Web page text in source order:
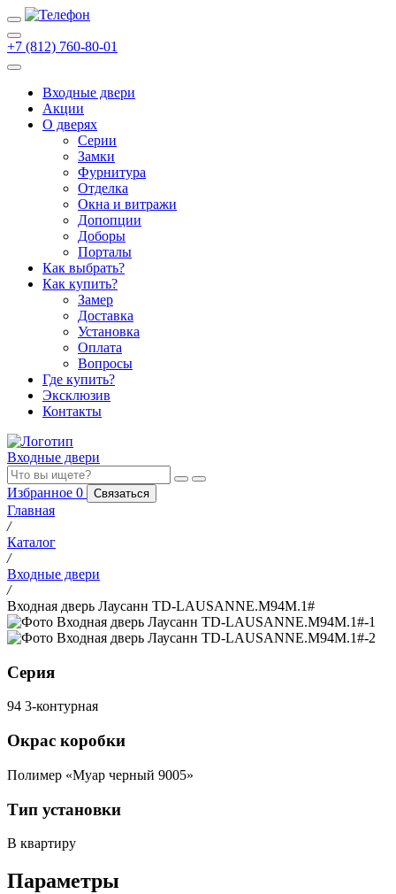
+7 (812) 760-80-01
Входные двери
Акции
О дверях
Cерии
Замки
Фурнитура
Отделка
Окна и витражи
Допопции
Доборы
Порталы
Как выбрать?
Как купить?
Замер
Доставка
Установка
Оплата
Вопросы
Где купить?
Эксклюзив
Контакты
Входные двери
Избранное 0 Связаться
Главная
/
Каталог
/
Входные двери
/
Входная дверь Лаусанн TD-LAUSANNE.M94M.1#
Серия
94 3-контурная
Окрас коробки
Полимер «Муар черный 9005»
Тип установки
В квартиру
Параметры